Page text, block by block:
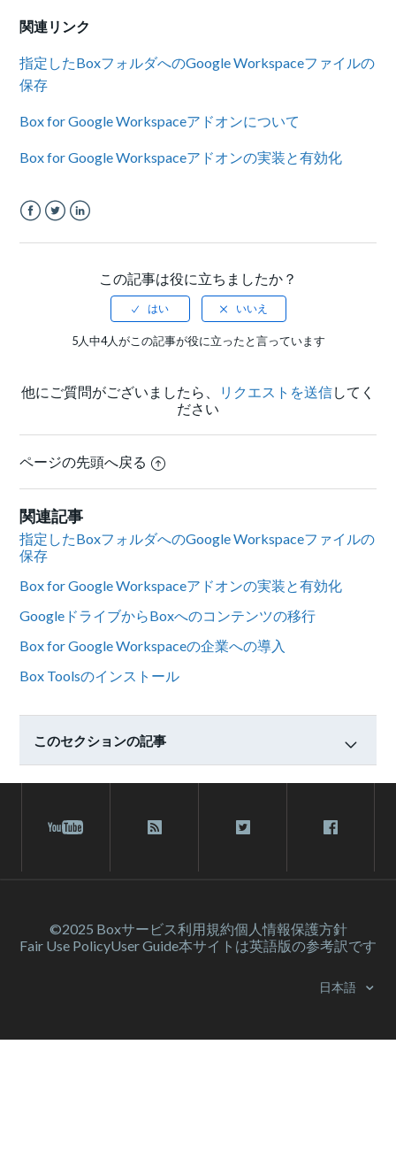
関連リンク
指定したBoxフォルダへのGoogle Workspaceファイルの
保存
Box for Google Workspaceアドオンについて
Box for Google Workspaceアドオンの実装と有効化
この記事は役に立ちましたか？
5人中4人がこの記事が役に立ったと言っています
他にご質問がございましたら、 リクエストを送信してく
ださい
ページの先頭へ戻る
関連記事
指定したBoxフォルダへのGoogle Workspaceファイルの
保存
Box for Google Workspaceアドオンの実装と有効化
GoogleドライブからBoxへのコンテンツの移行
Box for Google Workspaceの企業への導入
Box Toolsのインストール
このセクションの記事
©2025 Boxサービス利⽤規約個人情報保護方針
Fair Use PolicyUser Guide本サイトは英語版の参考訳です
日本語